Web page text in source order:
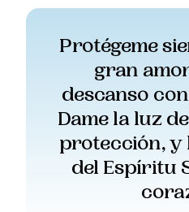
Protégeme
gran
descanso
Dame la luz
protección, y
del Espíritu